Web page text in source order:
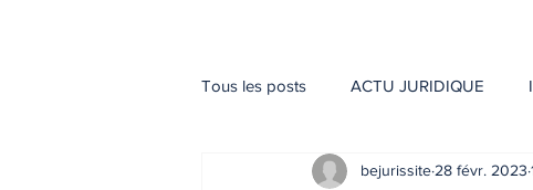
Tous les posts ACTU JURIDIQUE
Finances/Investissement
bejurissite28 févr. 2023